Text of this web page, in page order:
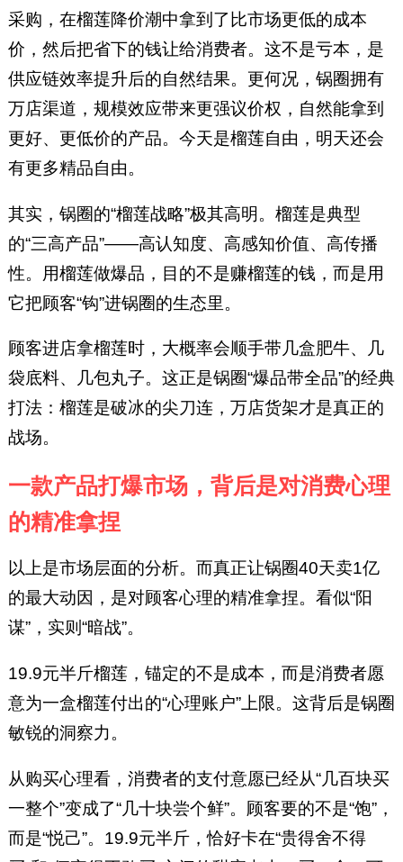
采购，在榴莲降价潮中拿到了比市场更低的成本
价，然后把省下的钱让给消费者。这不是亏本，是
供应链效率提升后的自然结果。更何况，锅圈拥有
万店渠道，规模效应带来更强议价权，自然能拿到
更好、更低价的产品。今天是榴莲自由，明天还会
有更多精品自由。
其实，锅圈的“榴莲战略”极其高明。榴莲是典型
的“三高产品”——高认知度、高感知价值、高传播
性。用榴莲做爆品，目的不是赚榴莲的钱，而是用
它把顾客“钩”进锅圈的生态里。
顾客进店拿榴莲时，大概率会顺手带几盒肥牛、几
袋底料、几包丸子。这正是锅圈“爆品带全品”的经典
打法：榴莲是破冰的尖刀连，万店货架才是真正的
战场。
一款产品打爆市场，背后是对消费心理
的精准拿捏
以上是市场层面的分析。而真正让锅圈40天卖1亿
的最大动因，是对顾客心理的精准拿捏。看似“阳
谋”，实则“暗战”。
19.9元半斤榴莲，锚定的不是成本，而是消费者愿
意为一盒榴莲付出的“心理账户”上限。这背后是锅圈
敏锐的洞察力。
从购买心理看，消费者的支付意愿已经从“几百块买
一整个”变成了“几十块尝个鲜”。顾客要的不是“饱”，
而是“悦己”。19.9元半斤，恰好卡在“贵得舍不得